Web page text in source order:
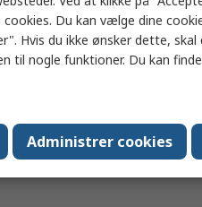
positiv
Du kan vælge dine
Hvis du ikke ønsker dette, skal
til nogle funktioner. Du kan
Administrer cookies